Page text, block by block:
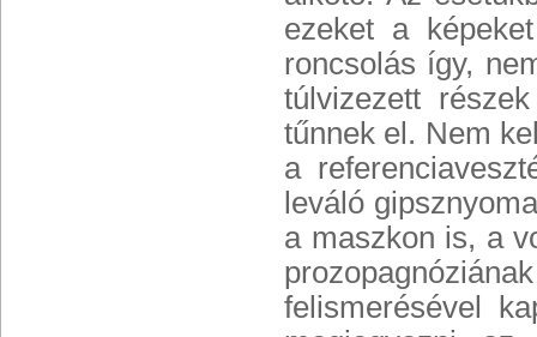
ezeket a
roncsolás így,
túlvizezett
tűnnek el. Nem
a
leváló
a maszkon is, a
felismerésével